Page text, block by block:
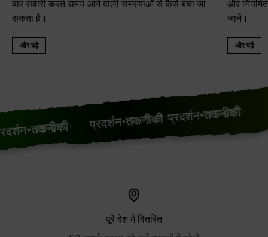
बार सवारी करते समय आने वाली समस्याओं से कैसे बचा जा
सकता है।
और पढ़ें
और
जानें।
और पढ़ें
तकनीकी प्रदर्शन तकनीकी प्रदर्शन तकनीकी
पूरे देश में वितरित